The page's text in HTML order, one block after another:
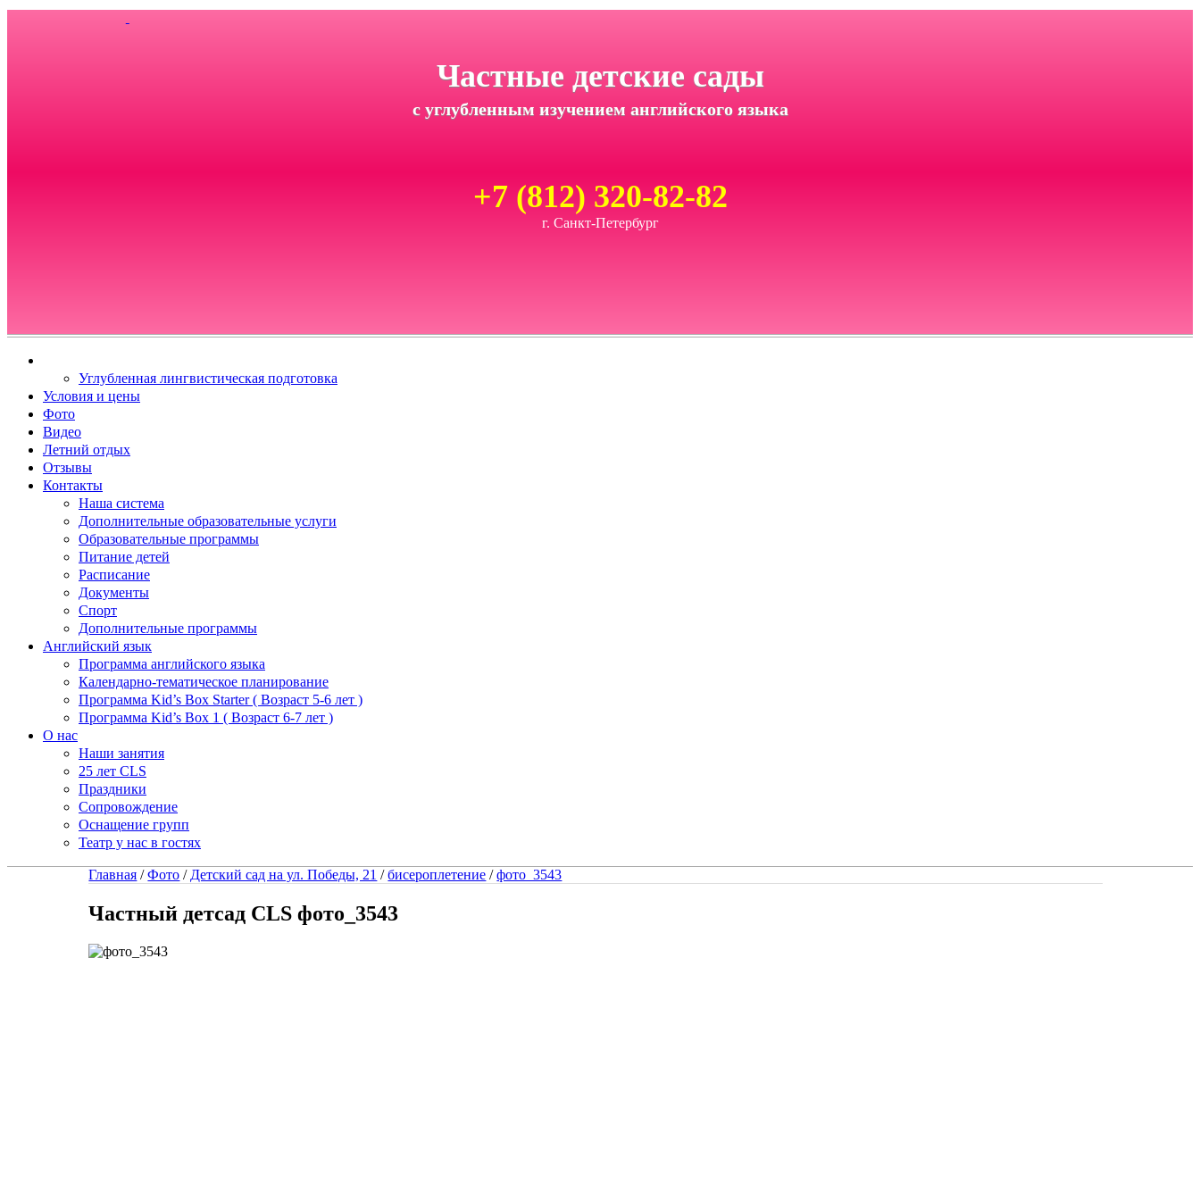
Частные детские сады
с углубленным изучением английского языка
+7 (812) 320-82-82
г. Санкт-Петербург
Углубленная лингвистическая подготовка
Условия и цены
Фото
Видео
Летний отдых
Отзывы
Контакты
Наша система
Дополнительные образовательные услуги
Образовательные программы
Питание детей
Расписание
Документы
Спорт
Дополнительные программы
Английский язык
Программа английского языка
Календарно-тематическое планирование
Программа Kid’s Box Starter ( Возраст 5-6 лет )
Программа Kid’s Box 1 ( Возраст 6-7 лет )
О нас
Наши занятия
25 лет CLS
Праздники
Сопровождение
Оснащение групп
Театр у нас в гостях
Главная /Фото / Детский сад на ул. Победы, 21 /бисероплетение /фото_3543
Частный детсад CLS фото_3543